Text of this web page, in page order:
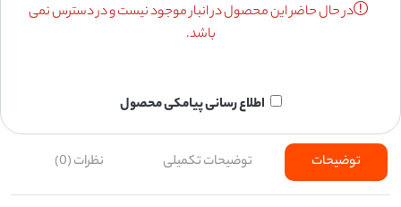
در حال حاضر این محصول در انبار موجود نیست و در دسترس نمی
باشد.
اطلاع رسانی پیامکی محصول
توضیحات توضیحات تکمیلی نظرات (0)